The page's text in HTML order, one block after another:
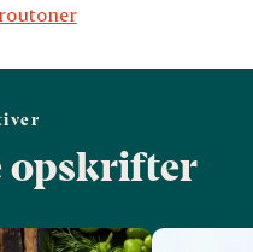
opskrifter